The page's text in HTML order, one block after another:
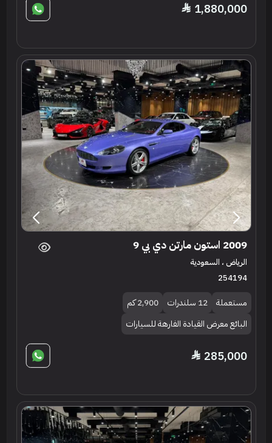
1,880,000
2009 استون مارتن دي بي 9
الرياض ، السعودية
254194
مستعملة 12 سلندرات
2,900 كم
البائع معرض القيادة الفارهة للسيارات
285,000